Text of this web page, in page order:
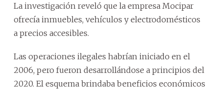
La investigación reveló que la empresa Mocipar
ofrecía inmuebles, vehículos y electrodomésticos
a precios accesibles.
Las operaciones ilegales habrían iniciado en el
2006, pero fueron desarrollándose a principios del
2020. El esquema brindaba beneficios económicos